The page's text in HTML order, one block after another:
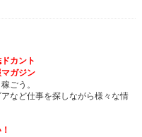
カント
ガジン
ごう。
など仕事を探しながら様々な情